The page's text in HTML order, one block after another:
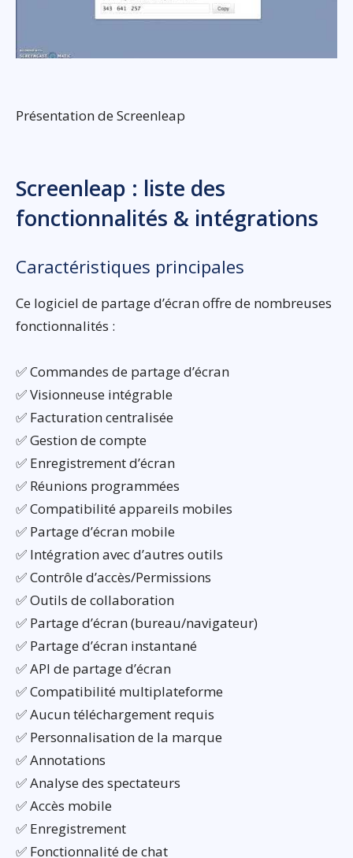
Présentation de Screenleap
Screenleap : liste des
fonctionnalités & intégrations
Caractéristiques principales
Ce logiciel de partage d’écran offre de nombreuses
fonctionnalités :
✅ Commandes de partage d’écran
✅ Visionneuse intégrable
✅ Facturation centralisée
✅ Gestion de compte
✅ Enregistrement d’écran
✅ Réunions programmées
✅ Compatibilité appareils mobiles
✅ Partage d’écran mobile
✅ Intégration avec d’autres outils
✅ Contrôle d’accès/Permissions
✅ Outils de collaboration
✅ Partage d’écran (bureau/navigateur)
✅ Partage d’écran instantané
✅ API de partage d’écran
✅ Compatibilité multiplateforme
✅ Aucun téléchargement requis
✅ Personnalisation de la marque
✅ Annotations
✅ Analyse des spectateurs
✅ Accès mobile
✅ Enregistrement
✅ Fonctionnalité de chat